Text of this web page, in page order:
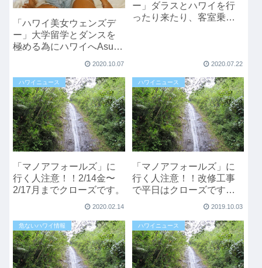
「ハワイ美女ウェンズデ
ー」大学留学とダンスを
極める為にハワイへAsumi
ファナやヘンプ情報も発
信中）
2020.10.07
ー」ダラスとハワイを行
ったり来たり、客室乗務
2020.07.22
ハワイニュース
「マノアフォールズ」に
行く人注意！！2/14金〜
2/17月までクローズです。
2020.02.14
ハワイニュース
「マノアフォールズ」に
行く人注意！！改修工事
で平日はクローズです。
2019.10.03
危ないハワイ情報 ハワイニュース